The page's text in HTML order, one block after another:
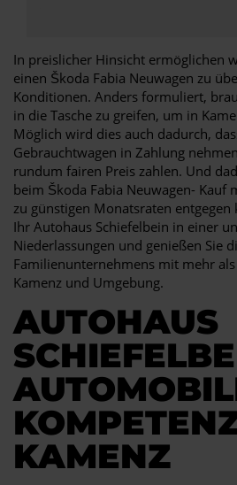
In preislicher Hinsicht ermöglichen
einen Škoda Fabia Neuwagen zu
Konditionen. Anders formuliert,
in die Tasche zu greifen, um in
Möglich wird dies auch dadurch,
Gebrauchtwagen in Zahlung
rundum fairen Preis zahlen. Und
beim Škoda Fabia Neuwagen- Kauf
zu günstigen Monatsraten entgegen
Ihr Autohaus Schiefelbein in einer
Niederlassungen und genießen Sie
Familienunternehmens mit mehr
Kamenz und Umgebung.
AUTOHAUS
KAMENZ